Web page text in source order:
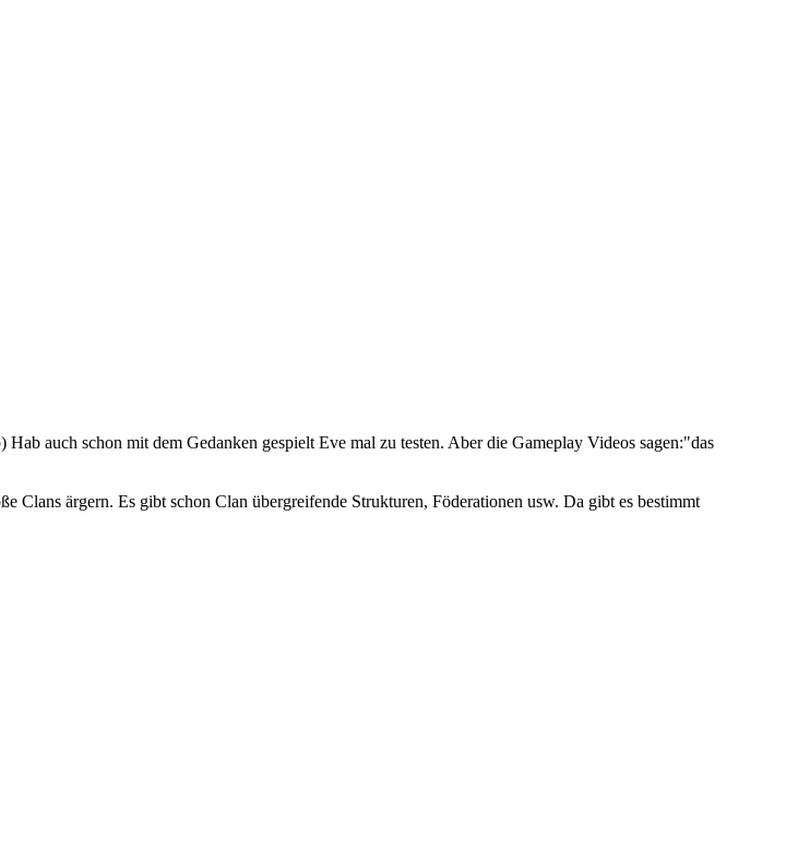
auch schon mit dem Gedanken gespielt Eve mal zu testen. Aber die Gameplay Videos sagen:"das
ärgern. Es gibt schon Clan übergreifende Strukturen, Föderationen usw. Da gibt es bestimmt